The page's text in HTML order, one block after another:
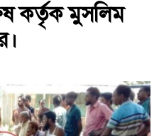
কর্তৃক মুসলিম